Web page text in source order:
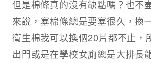
但是棉條真的沒有缺點嗎？也不
來說，塞棉條總是要塞很久，換
衛生棉我可以換個20片都不止，
出門或是在學校女廁總是大排長